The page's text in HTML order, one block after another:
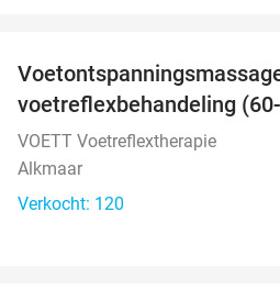
OUT
voetreflexbehandeling
VOETT Voetreflextherapie
Alkmaar
Verkocht: 120